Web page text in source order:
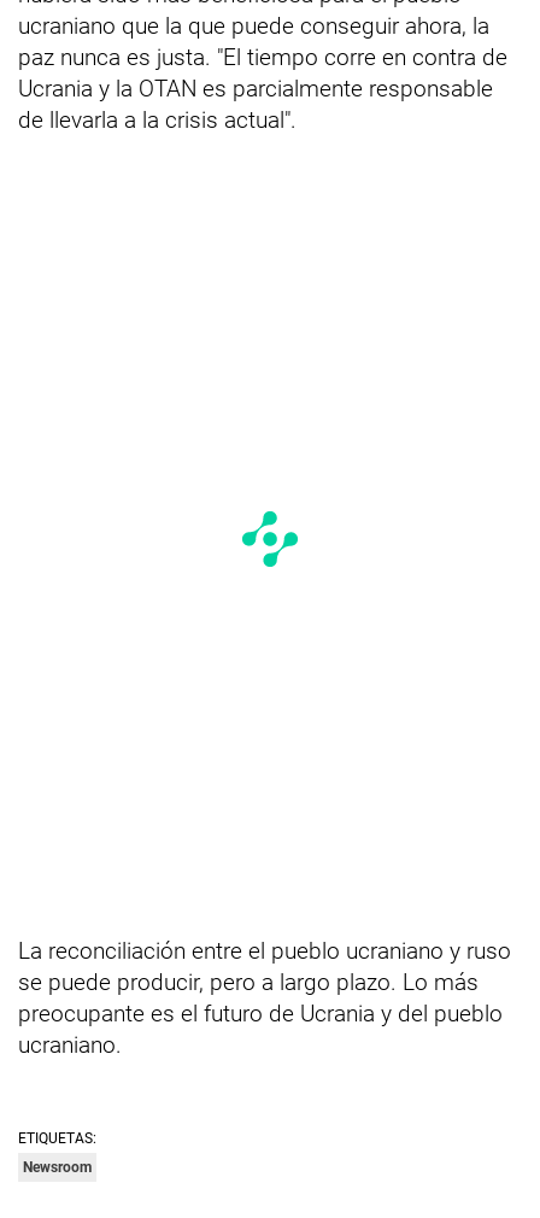
ucraniano que la que puede conseguir ahora, la
paz nunca es justa. "El tiempo corre en contra de
Ucrania y la OTAN es parcialmente responsable
de llevarla a la crisis actual".
La reconciliación entre el pueblo ucraniano y ruso
se puede producir, pero a largo plazo. Lo más
preocupante es el futuro de Ucrania y del pueblo
ucraniano.
ETIQUETAS:
Newsroom